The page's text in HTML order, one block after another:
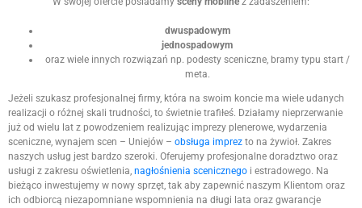
dwuspadowym
jednospadowym
oraz wiele innych rozwiązań np. podesty sceniczne, bramy typu start /
meta.
Jeżeli szukasz profesjonalnej firmy, która na swoim koncie ma wiele udanych
realizacji o różnej skali trudności, to świetnie trafiłeś. Działamy nieprzerwanie
już od wielu lat z powodzeniem realizując imprezy plenerowe, wydarzenia
sceniczne, wynajem scen – Uniejów – obsługa imprez to na żywioł. Zakres
naszych usług jest bardzo szeroki. Oferujemy profesjonalne doradztwo oraz
usługi z zakresu oświetlenia, nagłośnienia scenicznego i estradowego. Na
bieżąco inwestujemy w nowy sprzęt, tak aby zapewnić naszym Klientom oraz
ich odbiorcą niezapomniane wspomnienia na długi lata oraz gwarancje